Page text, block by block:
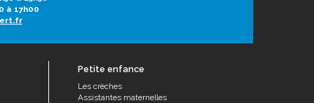
à 17h00
Petite enfance
Les crèches
Assistantes maternelles